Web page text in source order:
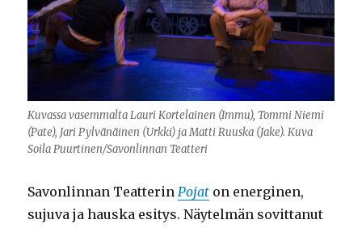
Kuvassa vasemmalta Lauri Kortelainen (Immu), Tommi Niemi
(Pate), Jari Pylvänäinen (Urkki) ja Matti Ruuska (Jake). Kuva
Soila Puurtinen/Savonlinnan Teatteri
Savonlinnan TeatterinPojat on energinen,
sujuva ja hauska esitys. Näytelmän sovittanut